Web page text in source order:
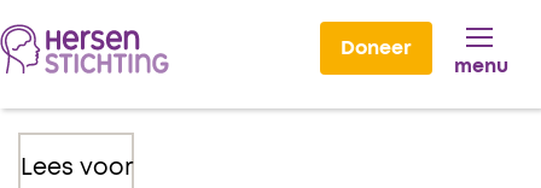
Doneer
menu
Lees voor